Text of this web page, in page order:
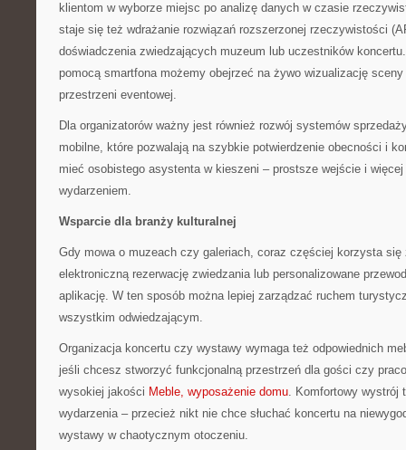
klientom w wyborze miejsc po analizę danych w czasie
staje się też wdrażanie rozwiązań rozszerzonej rzeczywistości
doświadczenia zwiedzających muzeum lub uczestników
pomocą smartfona możemy obejrzeć na żywo wizualizację
przestrzeni eventowej.
Dla organizatorów ważny jest również rozwój systemów
mobilne, które pozwalają na szybkie potwierdzenie obecności i
mieć osobistego asystenta w kieszeni – prostsze wejście i
wydarzeniem.
Wsparcie dla branży kulturalnej
Gdy mowa o muzeach czy galeriach, coraz częściej korzysta
elektroniczną rezerwację zwiedzania lub personalizowane
aplikację. W ten sposób można lepiej zarządzać ruchem
wszystkim odwiedzającym.
Organizacja koncertu czy wystawy wymaga też odpowiednich
jeśli chcesz stworzyć funkcjonalną przestrzeń dla gości czy
wysokiej jakości Meble, wyposażenie domu. Komfortowy wystrój
wydarzenia – przecież nikt nie chce słuchać koncertu na
wystawy w chaotycznym otoczeniu.